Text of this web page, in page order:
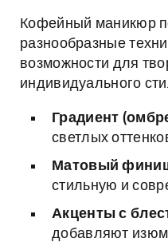
Кофейный маникюр
разнообразные
возможности для
индивидуального
Градиент
светлых
Матовый
стильную и
Акценты с
добавляют